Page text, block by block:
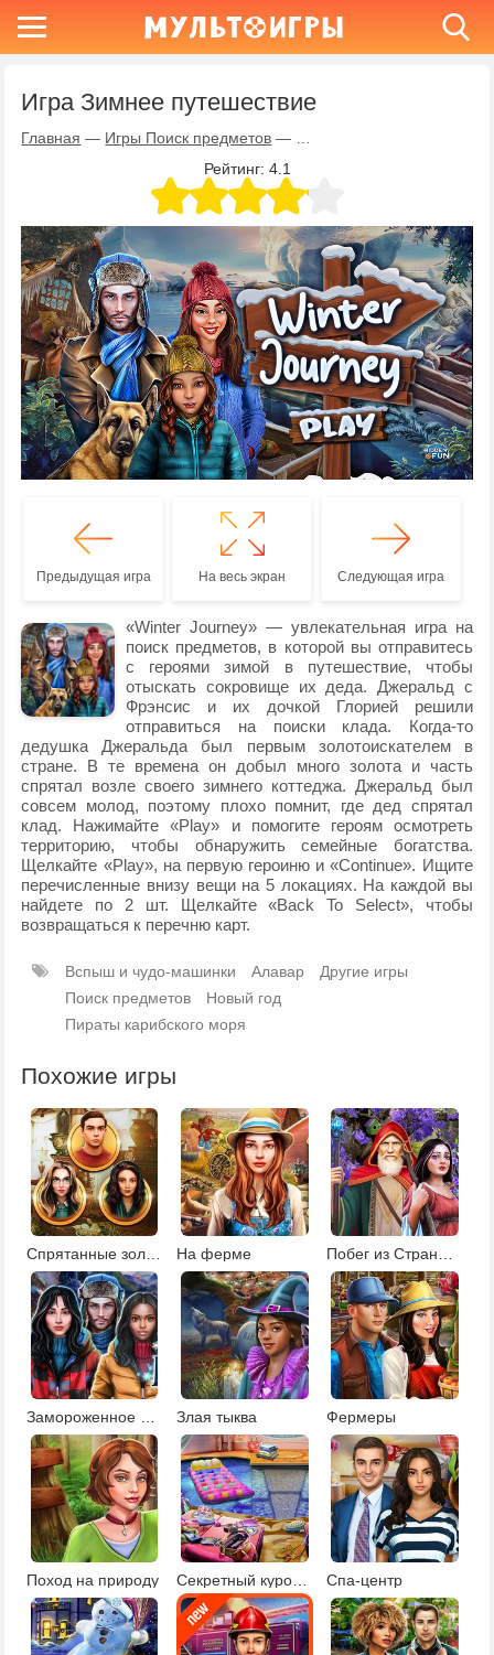
Игра Зимнее путешествие
Главная — Игры Поиск предметов —
Рейтинг: 4.1
Предыдущая игра На весь экран Следующая игра
«Winter Journey» — увлекательная игра на
поиск предметов, в которой вы отправитесь
с героями зимой в путешествие, чтобы
отыскать сокровище их деда. Джеральд с
Фрэнсис и их дочкой Глорией решили
отправиться на поиски клада. Когда-то
дедушка Джеральда был первым золотоискателем в
стране. В те времена он добыл много золота и часть
спрятал возле своего зимнего коттеджа. Джеральд был
совсем молод, поэтому плохо помнит, где дед спрятал
клад. Нажимайте «Play» и помогите героям осмотреть
территорию, чтобы обнаружить семейные богатства.
Щелкайте «Play», на первую героиню и «Continue». Ищите
перечисленные внизу вещи на 5 локациях. На каждой вы
найдете по 2 шт. Щелкайте «Back To Select», чтобы
возвращаться к перечню карт.
Вспыш и чудо-машинки Алавар
Другие игры
Поиск предметов
Новый год
Пираты карибского моря
Похожие игры
Спрятанные золотые монеты На ферме
Злая тыква Фермеры
Поход на природу Секретный курорт для знаменитостей Спа-центр